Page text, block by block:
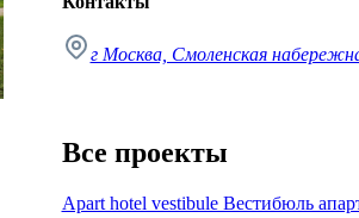
г Москва, Смоленская
Все проекты
Apart hotel vestibule Вестибюль